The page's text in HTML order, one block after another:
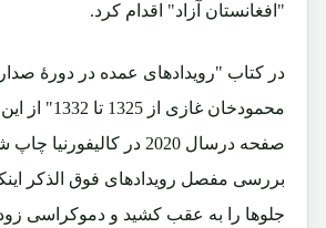
"افغانستان آزاد" اقدام کرد.
در کتاب "رویدادهای عمده در دورۀ
صفحه درسال 2020 در
بررسی مفصل رویدادهای فوق الذکر
جلوها را به عقب کشید و دموکراسی